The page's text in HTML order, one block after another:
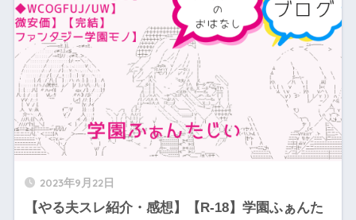
2023年9月22日
【やる夫スレ紹介・感想】【R-18】学園ふぁんた